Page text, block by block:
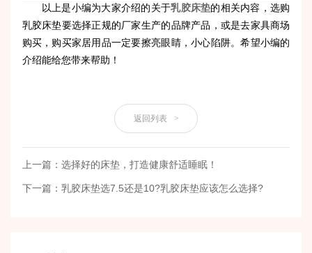
以上是小编为大家介绍的关于乳胶床垫的相关内容，选购
乳胶床垫要选择正规的厂家生产的品牌产品，或是去家具商场
购买，购买家居用品一定要擦亮眼睛，小心陷阱。希望小编的
介绍能给您带来帮助！
返回列表 >
上一篇：选择好的床垫，打造健康舒适睡眠！
下一篇：乳胶床垫选7.5还是10?乳胶床垫应该怎么选择?